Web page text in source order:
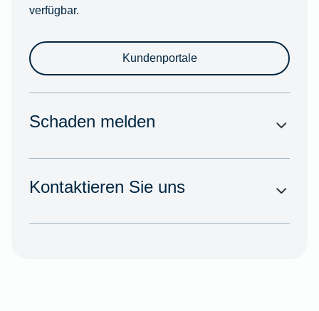
verfügbar.
Kundenportale
Schaden melden
Kontaktieren Sie uns